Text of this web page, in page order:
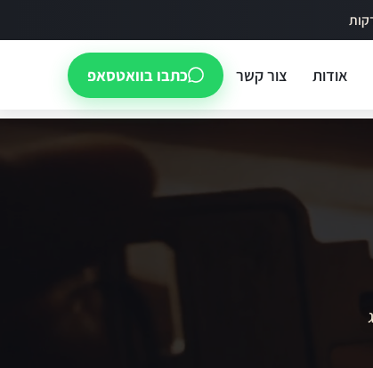
אודות צור קשר כתבו בוואטסאפ